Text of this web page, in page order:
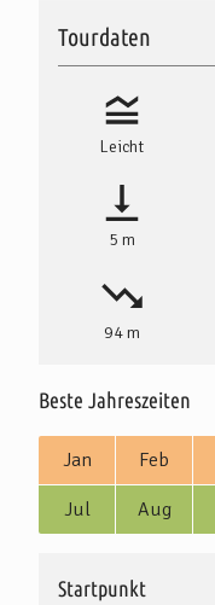
Tourdaten
Leicht
5 m
94 m
Beste Jahreszeiten
Jan Feb
Jul Aug
Startpunkt